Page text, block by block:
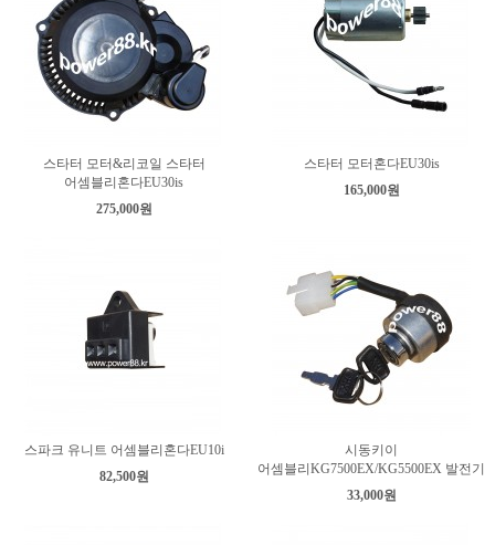
스타터 모터&리코일 스타터
어셈블리혼다EU30is
275,000원
스타터 모터혼다EU30is
165,000원
스파크 유니트 어셈블리혼다EU10i
82,500원
시동키이
어셈블리KG7500EX/KG5500EX 발전기
33,000원